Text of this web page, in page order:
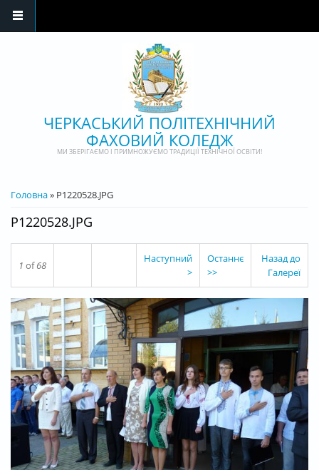
ЧЕРКАСЬКИЙ ПОЛІТЕХНІЧНИЙ
ФАХОВИЙ КОЛЕДЖ
МИ ЗБЕРІГАЄМО І ПРИМНОЖУЄМО ТРАДИЦІЇ ТЕХНІЧНОЇ ОСВІТИ!
ВИ Є ТУТ
Головна» P1220528.JPG
P1220528.JPG
1 of68
Наступний
>
Останнє
>>
Назад до
Галереї